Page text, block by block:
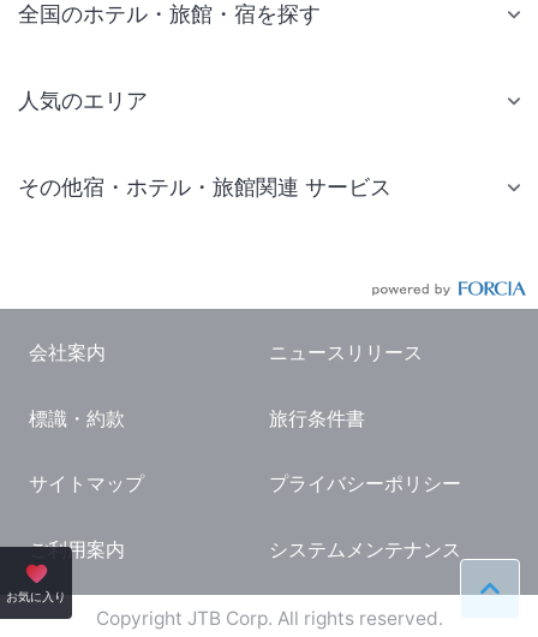
お気に入り ペー
全国のホテル・旅館・宿を探す
人気のエリア
仙台 ホテル
東京ドーム ホテル
横浜 ホテル
熱海 ホテル
京都 ホテル
大阪 ホテル
その他宿・ホテル・旅館関連 サービス
国内観光ガイド
旅行・観光情報
会社案内 ニュースリリース
標識・約款 旅行条件書
サイトマップ プライバシーポリシー
ご利用案内 システムメンテナンス
Copyright JTB Corp. All rights reserved.